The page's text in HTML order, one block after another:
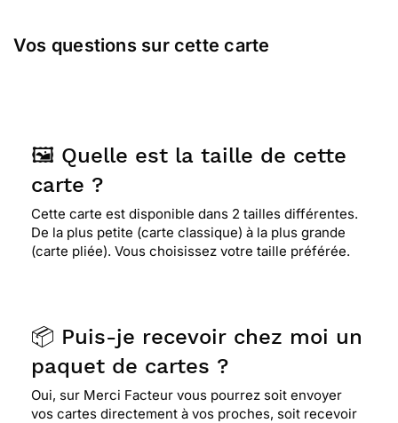
Vos questions sur cette carte
🖼️ Quelle est la taille de cette
carte ?
Cette carte est disponible dans 2 tailles différentes.
De la plus petite (carte classique) à la plus grande
(carte pliée). Vous choisissez votre taille préférée.
📦 Puis-je recevoir chez moi un
paquet de cartes ?
Oui, sur Merci Facteur vous pourrez soit envoyer
vos cartes directement à vos proches, soit recevoir